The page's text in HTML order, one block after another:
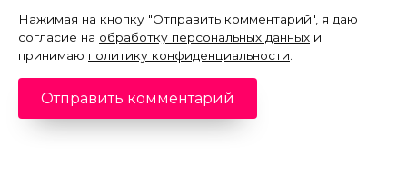
Нажимая на кнопку "Отправить комментарий", я даю
согласие на обработку персональных данных и
принимаю политику конфиденциальности.